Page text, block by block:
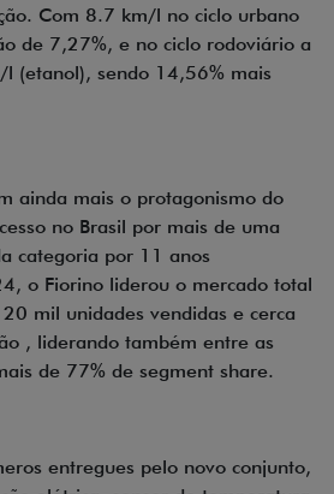
Com 8.7 km/l no ciclo urbano
de 7,27%, e no ciclo rodoviário a
(etanol), sendo 14,56% mais
ainda mais o protagonismo do
no Brasil por mais de uma
categoria por 11 anos
o Fiorino liderou o mercado total
mil unidades vendidas e cerca
, liderando também entre as
de 77% de segment share.
entregues pelo novo conjunto,